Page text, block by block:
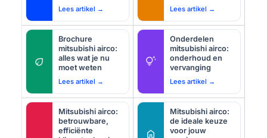
Lees artikel → Lees artikel →
eco
Brochure
mitsubishi airco:
alles wat je nu
moet weten
Lees artikel →
tips_and_updates
Onderdelen
mitsubishi airco:
onderhoud en
vervanging
Lees artikel →
Mitsubishi airco:
betrouwbare,
efficiënte
home
Mitsubishi airco:
de ideale keuze
voor jouw